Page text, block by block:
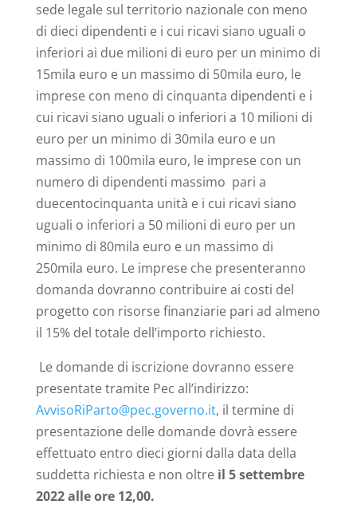
sede legale sul territorio nazionale con meno
di dieci dipendenti e i cui ricavi siano uguali o
inferiori ai due milioni di euro per un minimo di
15mila euro e un massimo di 50mila euro, le
imprese con meno di cinquanta dipendenti e i
cui ricavi siano uguali o inferiori a 10 milioni di
euro per un minimo di 30mila euro e un
massimo di 100mila euro, le imprese con un
numero di dipendenti massimo pari a
duecentocinquanta unità e i cui ricavi siano
uguali o inferiori a 50 milioni di euro per un
minimo di 80mila euro e un massimo di
250mila euro. Le imprese che presenteranno
domanda dovranno contribuire ai costi del
progetto con risorse finanziarie pari ad almeno
il 15% del totale dell’importo richiesto.
Le domande di iscrizione dovranno essere
presentate tramite Pec all’indirizzo:
AvvisoRiParto@pec.governo.it, il termine di
presentazione delle domande dovrà essere
effettuato entro dieci giorni dalla data della
suddetta richiesta e non oltre il 5 settembre
2022 alle ore 12,00.